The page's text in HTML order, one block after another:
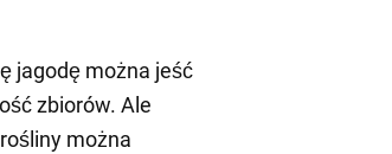
jagodę można jeść
zbiorów. Ale
można